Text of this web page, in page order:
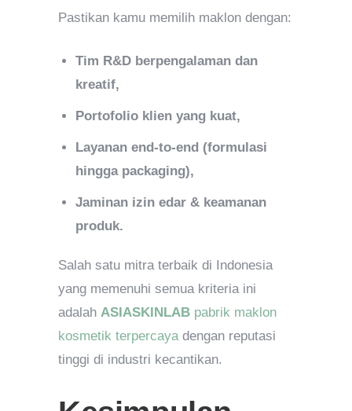
Pastikan kamu memilih maklon dengan:
Tim R&D berpengalaman dan
kreatif,
Portofolio klien yang kuat,
Layanan end-to-end (formulasi
hingga packaging),
Jaminan izin edar & keamanan
produk.
Salah satu mitra terbaik di Indonesia
yang memenuhi semua kriteria ini
adalah ASIASKINLAB pabrik maklon
kosmetik terpercaya dengan reputasi
tinggi di industri kecantikan.